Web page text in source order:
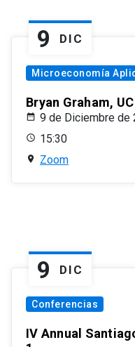
9 DIC
Microeconomía
Bryan Graham,
9 de Diciembre de
15:30
Zoom
9 DIC
Conferencias
IV Annual